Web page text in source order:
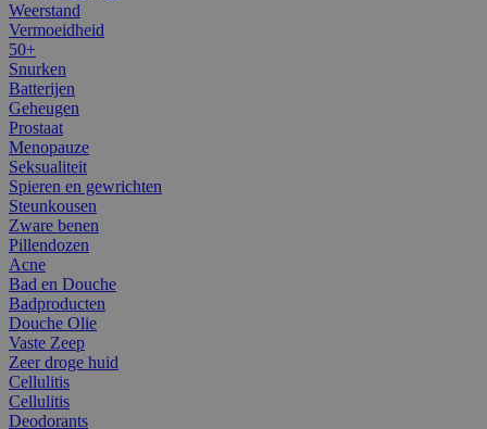
Weerstand
Vermoeidheid
50+
Snurken
Batterijen
Geheugen
Prostaat
Menopauze
Seksualiteit
Spieren en gewrichten
Steunkousen
Zware benen
Pillendozen
Acne
Bad en Douche
Badproducten
Douche Olie
Vaste Zeep
Zeer droge huid
Cellulitis
Cellulitis
Deodorants